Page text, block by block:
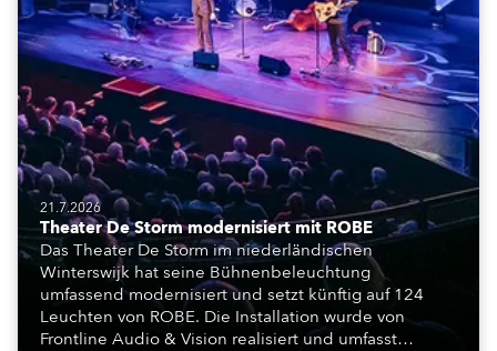
21.7.2026
Theater De Storm modernisiert mit ROBE
Das Theater De Storm im niederländischen
Winterswijk hat seine Bühnenbeleuchtung
umfassend modernisiert und setzt künftig auf 124
Leuchten von ROBE. Die Installation wurde von
Frontline Audio & Vision realisiert und umfasst